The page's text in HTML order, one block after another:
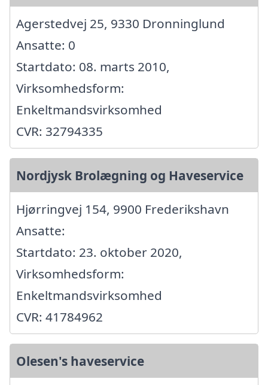
Agerstedvej 25, 9330 Dronninglund
Ansatte: 0
Startdato: 08. marts 2010,
Virksomhedsform:
Enkeltmandsvirksomhed
CVR: 32794335
Nordjysk Brolægning og Haveservice
Hjørringvej 154, 9900 Frederikshavn
Ansatte:
Startdato: 23. oktober 2020,
Virksomhedsform:
Enkeltmandsvirksomhed
CVR: 41784962
Olesen's haveservice